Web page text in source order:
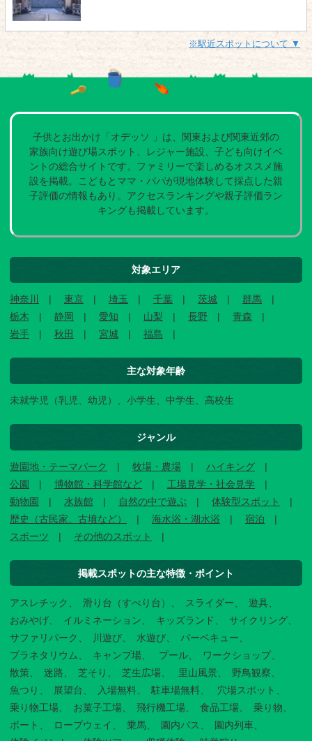
※駅近スポットについて ▼
子供とお出かけ「オデッソ 」は、関東および関東近郊の
家族向け遊び場スポット、レジャー施設、子ども向けイベ
ントの総合サイトです。ファミリーで楽しめるオススメ施
設を掲載。こどもとママ・パパが現地体験して採点した親
子評価の情報もあり。アクセスランキングや親子評価ラン
キングも掲載しています。
対象エリア
神奈川 東京 埼玉 千葉 茨城
群馬
栃木
静岡 愛知 山梨 長野
青森
岩手
秋田 宮城 福島
主な対象年齢
未就学児（乳児、幼児）、小学生、中学生、高校生
ジャンル
遊園地・テーマパーク 牧場・農場
ハイキング
公園
博物館・科学館など
工場見学・社会見学
動物園
水族館 自然の中で遊ぶ
体験型スポット
歴史（古民家、古墳など）
海水浴・湖水浴
宿泊
スポーツ
その他のスポット
掲載スポットの主な特徴・ポイント
アスレチック 滑り台（すべり台） スライダー
遊具
おみやげ
イルミネーション キッズランド
サイクリング
サファリパーク
川遊び 水遊び
バーベキュー
プラネタリウム
キャンプ場 プール
ワークショップ
散策
迷路 芝そり 芝生広場 里山風景
野鳥観察
魚つり
展望台 入場無料 駐車場無料
穴場スポット
乗り物工場
お菓子工場 飛行機工場 食品工場
乗り物
ボート
ロープウェイ 乗馬 園内バス
園内列車